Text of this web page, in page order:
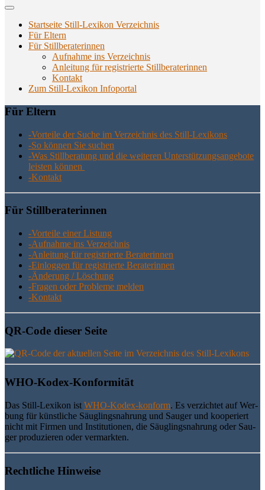
Startseite Still-Lexikon Verzeichnis
Für Eltern
Für Stillberaterinnen
Aufnahme ins Verzeichnis
Anlei­tung für regis­trier­te Stillberaterinnen
Kon­takt
Zum Still-Lexikon Infoportal
Für Eltern
-Vor­tei­le der Suche im Ver­zeich­nis des Still-Lexikons
-So kön­nen Sie suchen
-Was Still­be­ra­tung und die wei­te­ren Unter­stüt­zungs­an­ge­bo­te
leis­ten können
-Kon­takt
Für Still­be­ra­te­rin­nen
-Vor­tei­le einer Listung
-Auf­nah­me ins Verzeichnis
-Anlei­tung für regis­trier­te Beraterinnen
-Ein­log­gen für regis­trier­te Beraterinnen
-Ände­rung / Löschung
-Fra­gen oder Pro­ble­me melden
-Kon­takt
QR-Code die­ser Seite
WHO-Kodex-Kon­for­mi­tät
Das Still-Lexi­kon ist WHO-Kodex-kon­form. Es ver­zich­tet auf Wer­
bung für künst­li­che Säug­lings­nah­rung und Sau­ger und koope­riert
nicht mit Fir­men und Insti­tu­tio­nen, die Säug­lings­nah­rung oder Sau­
ger pro­du­zie­ren oder vermarkten.
Recht­li­che Hinweise